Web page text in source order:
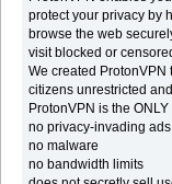
protect your privacy by
browse the web
visit blocked or
We created
citizens unrestricted
ProtonVPN is the
no privacy-invading ads
no malware
no bandwidth limits